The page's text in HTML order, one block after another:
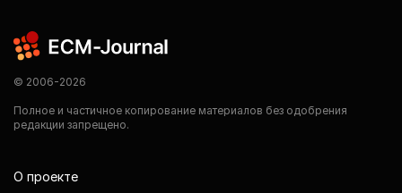
© 2006-2026
Полное и частичное копирование материалов без одобрения
редакции запрещено.
О проекте